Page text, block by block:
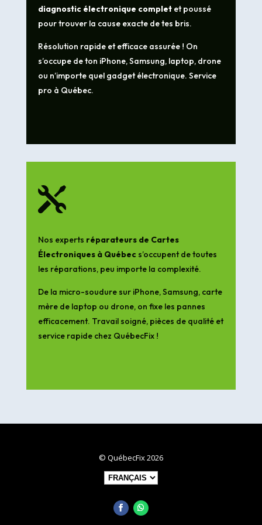
diagnostic électronique completet poussé
pour trouver la cause exacte de tes bris.
Résolution rapide et efficace assurée ! On
s’occupe de ton iPhone, Samsung, laptop, drone
ou n’importe quel gadget électronique. Service
pro à Québec.

Nos experts réparateurs de Cartes
Électroniques à Québecs’occupent de toutes
les réparations, peu importe la complexité.
De la micro-soudure sur iPhone, Samsung, carte
mère de laptop ou drone, on fixe les pannes
efficacement. Travail soigné, pièces de qualité et
service rapide chez QuébecFix !
© QuébecFix 2026